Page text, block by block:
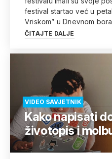
festival startao već u
Vriskom” u Dnevnom
ČITAJTE DALJE
VIDEO SAVJETNIK
Kako napisati
životopis i